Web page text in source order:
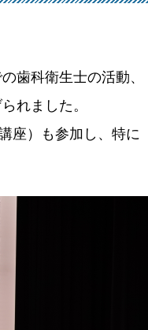
歯科衛生士の活動、
れました。
座）も参加し、特に